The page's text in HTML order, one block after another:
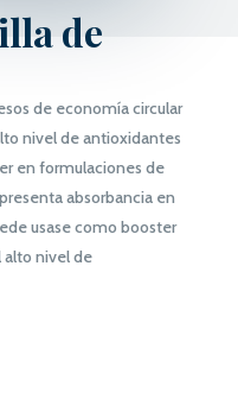
de
de economíacircular
nivel de antioxidantes
en formulaciones de
absorbancia en
usase como booster
alto nivel de